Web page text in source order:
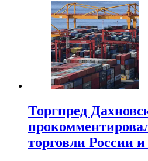
Торгпред
торговли России